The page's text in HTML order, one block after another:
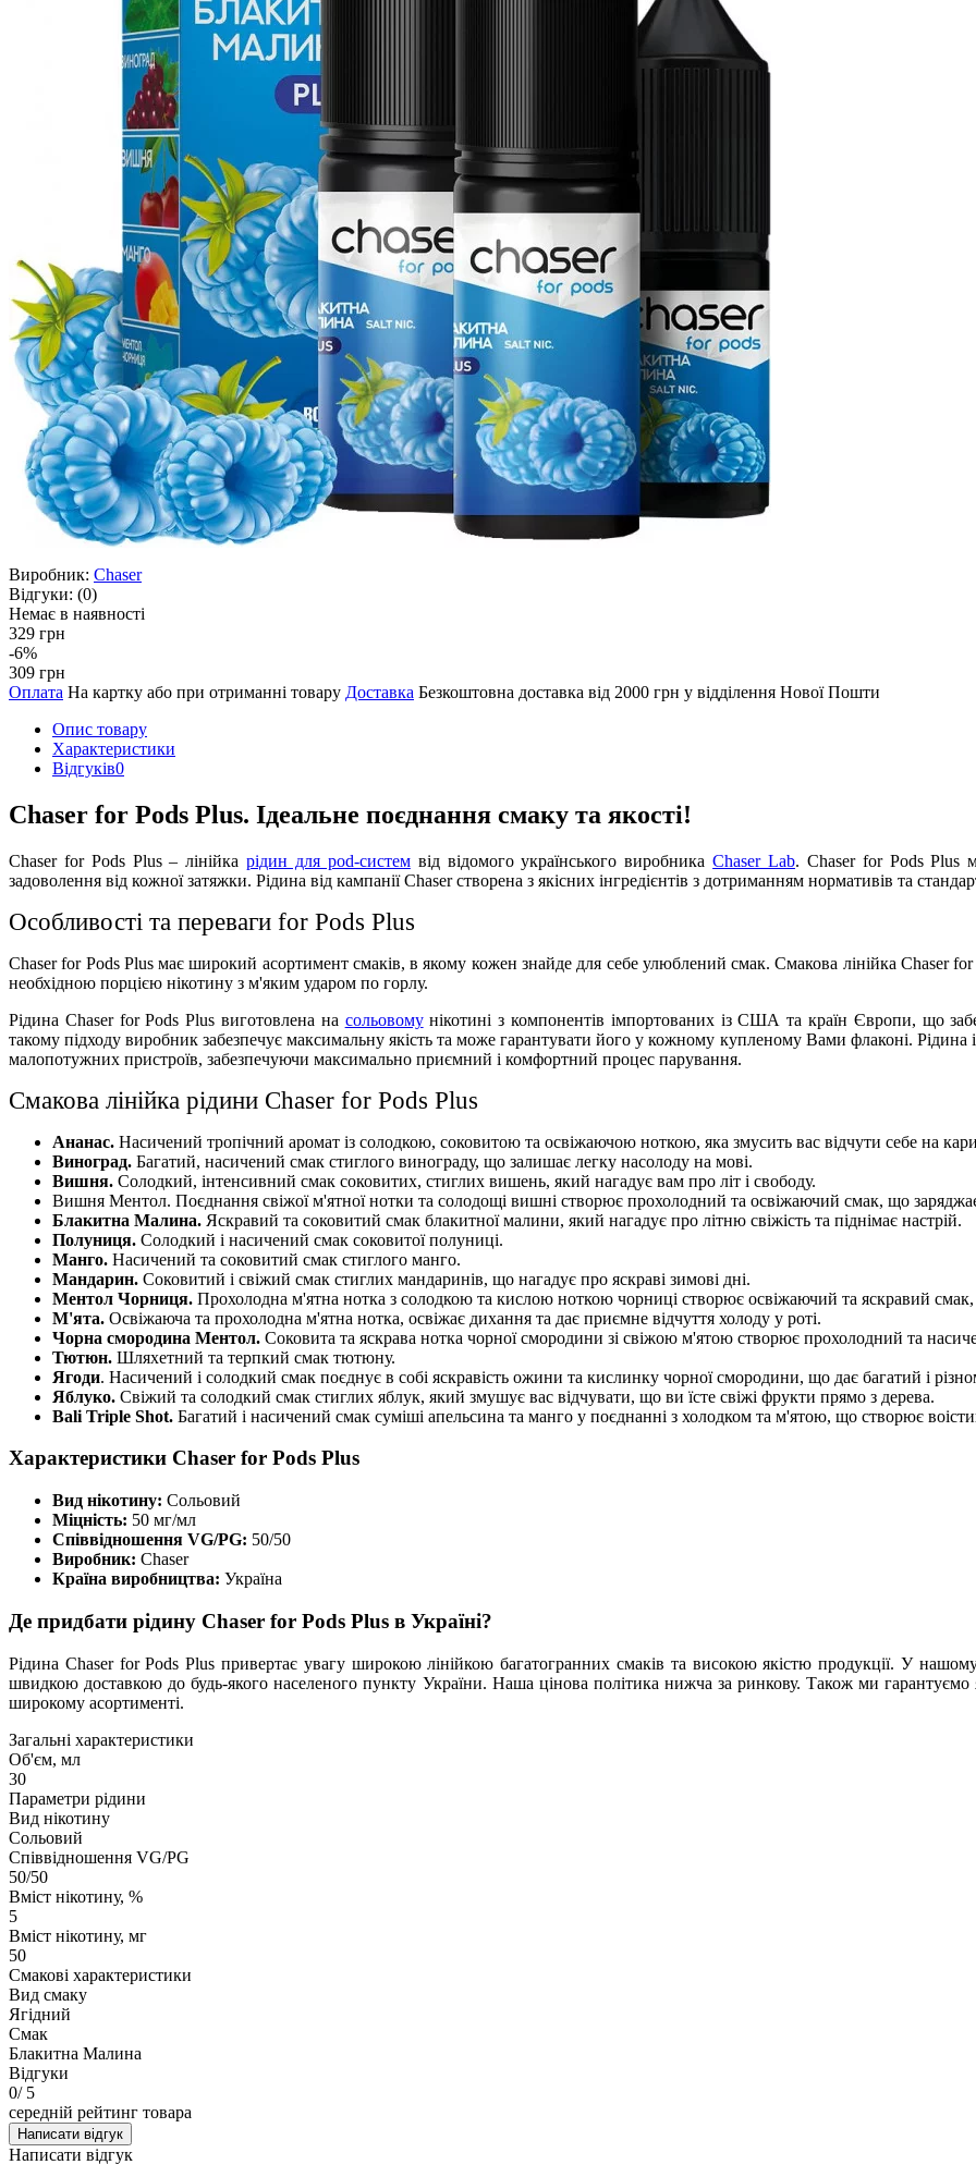
Виробник: Chaser
Відгуки: (0)
Немає в наявності
329 грн
-6%
309 грн
Оплата На картку або при отриманні товару Доставка Безкоштовна доставка від 2000 грн у відділення Нової Пошти
Опис товару
Характеристики
Відгуків0
Chaser for Pods Plus. Ідеальне поєднання смаку та якості!
Chaser for Pods Plus – лінійкарідин для pod-системвід відомого українського виробникаChaser Lab. Chaser for Pods Plus
задоволення від кожної затяжки. Рідина від кампанії Chaser створена з якісних інгредієнтів з дотриманням нормативів та
Особливості та переваги for Pods Plus
Chaser for Pods Plus має широкий асортимент смаків, в якому кожен знайде для себе улюблений смак. Смакова лінійка Chaser
необхідною порцією нікотину з м'яким ударом по горлу.
Рідина Chaser for Pods Plus виготовлена на сольовомунікотині з компонентів імпортованих із США та країн Європи, що
такому підходу виробник забезпечує максимальну якість та може гарантувати його у кожному купленому Вами флаконі. Рідина
малопотужних пристроїв, забезпечуючи максимально приємний і комфортний процес парування.
Смакова лінійка рідини Chaser for Pods Plus
Ананас. Насичений тропічний аромат із солодкою, соковитою та освіжаючою ноткою, яка змусить вас відчути себе на
Виноград. Багатий, насичений смак стиглого винограду, що залишає легку насолоду на мові.
Вишня. Солодкий, інтенсивний смак соковитих, стиглих вишень, який нагадує вам про літ і свободу.
Вишня Ментол. Поєднання свіжої м'ятної нотки та солодощі вишні створює прохолодний та освіжаючий смак, що
Блакитна Малина. Яскравий та соковитий смак блакитної малини, який нагадує про літню свіжість та піднімає настрій.
Полуниця. Солодкий і насичений смак соковитої полуниці.
Манго. Насичений та соковитий смак стиглого манго.
Мандарин. Соковитий і свіжий смак стиглих мандаринів, що нагадує про яскраві зимові дні.
Ментол Чорниця. Прохолодна м'ятна нотка з солодкою та кислою ноткою чорниці створює освіжаючий та яскравий смак,
М'ята. Освіжаюча та прохолодна м'ятна нотка, освіжає дихання та дає приємне відчуття холоду у роті.
Чорна смородина Ментол. Соковита та яскрава нотка чорної смородини зі свіжою м'ятою створює прохолодний та
Тютюн. Шляхетний та терпкий смак тютюну.
Ягоди. Насичений і солодкий смак поєднує в собі яскравість ожини та кислинку чорної смородини, що дає багатий і
Яблуко. Свіжий та солодкий смак стиглих яблук, який змушує вас відчувати, що ви їсте свіжі фрукти прямо з дерева.
Bali Triple Shot. Багатий і насичений смак суміші апельсина та манго у поєднанні з холодком та м'ятою, що створює
Характеристики Chaser for Pods Plus
Вид нікотину: Сольовий
Міцність: 50 мг/мл
Співвідношення VG/PG: 50/50
Виробник: Chaser
Країна виробництва: Україна
Де придбати рідину Chaser for Pods Plus в Україні?
Рідина Chaser for Pods Plus привертає увагу широкою лінійкою багатогранних смаків та високою якістю продукції. У
швидкою доставкою до будь-якого населеного пункту України. Наша цінова політика нижча за ринкову. Також ми гарантуємо
широкому асортименті.
Загальні характеристики
Об'єм, мл
30
Параметри рідини
Вид нікотину
Сольовий
Співвідношення VG/PG
50/50
Вміст нікотину, %
5
Вміст нікотину, мг
50
Смакові характеристики
Вид смаку
Ягідний
Смак
Блакитна Малина
Відгуки
0/ 5
середній рейтинг товара
Написати відгук
Написати відгук